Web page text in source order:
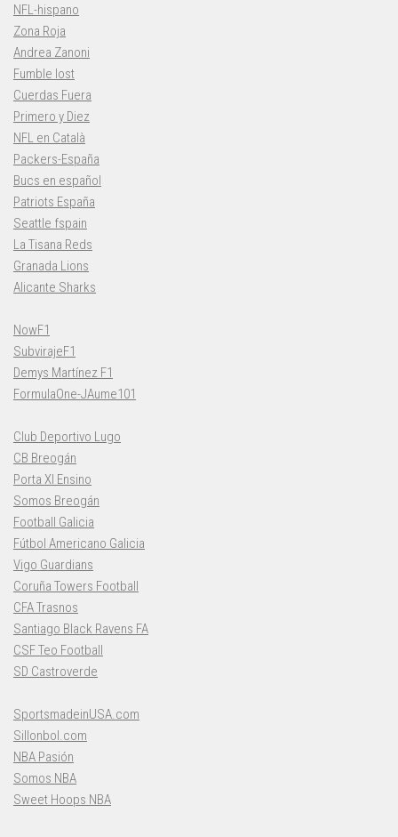
NFL-hispano
Zona Roja
Andrea Zanoni
Fumble lost
Cuerdas Fuera
Primero y Diez
NFL en Català
Packers-España
Bucs en español
Patriots España
Seattle fspain
La Tisana Reds
Granada Lions
Alicante Sharks
NowF1
SubvirajeF1
Demys Martínez F1
FormulaOne-JAume101
Club Deportivo Lugo
CB Breogán
Porta XI Ensino
Somos Breogán
Football Galicia
Fútbol Americano Galicia
Vigo Guardians
Coruña Towers Football
CFA Trasnos
Santiago Black Ravens FA
CSF Teo Football
SD Castroverde
SportsmadeinUSA.com
Sillonbol.com
NBA Pasión
Somos NBA
Sweet Hoops NBA